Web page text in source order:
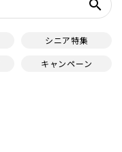
search
シニア特集
キャンペーン